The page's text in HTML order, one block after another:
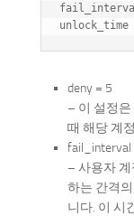
deny = 5
– 이 설정
때 해당 계
fail_interval
– 사용자
하는 간격
니다. 이 시